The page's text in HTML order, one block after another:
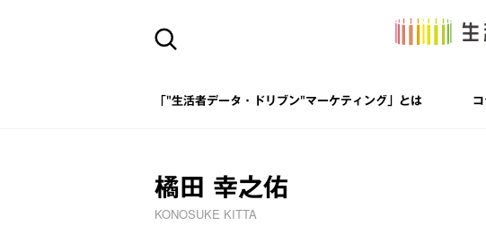
「"生活者データ・ドリブン"マーケティング」とは
橘田 幸之佑
KONOSUKE KITTA